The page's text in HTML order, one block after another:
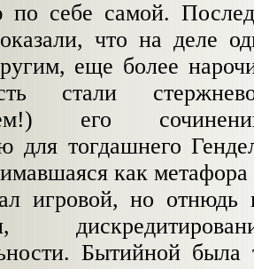
по себе самой.
что на деле
еще более
стали
его
для тогдашнего
как метафора
игровой, но
Бытийной